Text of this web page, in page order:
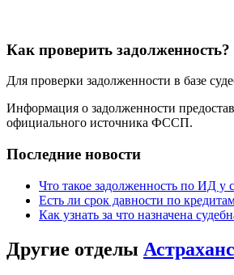
Как проверить задолженность?
Для проверки задолженности в базе
Информация о задолженности
официального источника ФССП.
Последние новости
Что такое задолженность по ИД у
Есть ли срок давности по
Как узнать за что назначена
Другие отделы